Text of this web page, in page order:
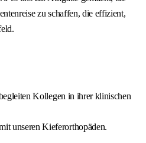
zu schaffen, die effizient,
Kollegen in ihrer klinischen
unseren Kieferorthopäden.